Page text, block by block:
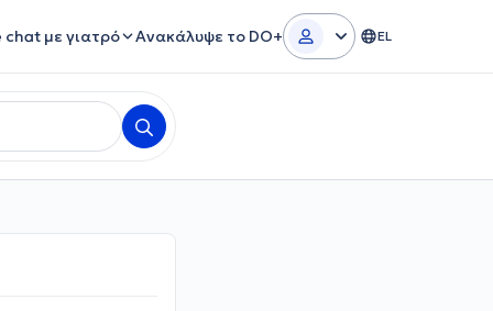
chat με γιατρό Ανακάλυψε το DO+ EL